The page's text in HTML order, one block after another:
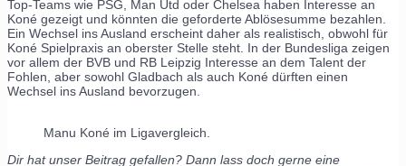
Top-Teams wie PSG, Man Utd oder Chelsea haben Interesse an
Koné gezeigt und könnten die geforderte Ablösesumme bezahlen.
Ein Wechsel ins Ausland erscheint daher als realistisch, obwohl für
Koné Spielpraxis an oberster Stelle steht. In der Bundesliga zeigen
vor allem der BVB und RB Leipzig Interesse an dem Talent der
Fohlen, aber sowohl Gladbach als auch Koné dürften einen
Wechsel ins Ausland bevorzugen.
Manu Koné im Ligavergleich.
Dir hat unser Beitrag gefallen? Dann lass doch gerne eine